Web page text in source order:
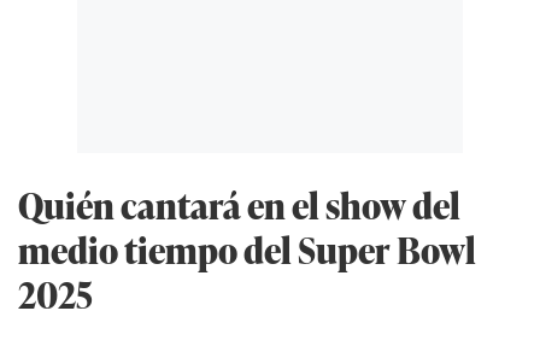
Quién cantará en el show del
medio tiempo del Super Bowl
2025